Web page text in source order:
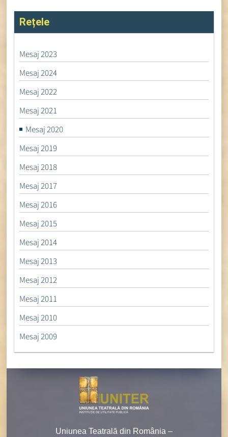
Rețele
Mesaj 2023
Mesaj 2024
Mesaj 2022
Mesaj 2021
Mesaj 2020
Mesaj 2019
Mesaj 2018
Mesaj 2017
Mesaj 2016
Mesaj 2015
Mesaj 2014
Mesaj 2013
Mesaj 2012
Mesaj 2011
Mesaj 2010
Mesaj 2009
Uniunea Teatrală din România –